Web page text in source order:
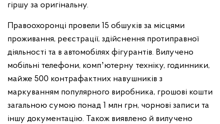
гіршу за оригінальну.
Правоохоронці провели 15 обшуків за місцями
проживання, реєстрації, здійснення протиправної
діяльності та в автомобілях фігурантів. Вилучено
мобільні телефони, компʼютерну техніку, годинники,
майже 500 контрафактних навушників з
маркуванням популярного виробника, грошові кошти
загальною сумою понад 1 млн грн, чорнові записи та
іншу документацію. Також виявлено й вилучено